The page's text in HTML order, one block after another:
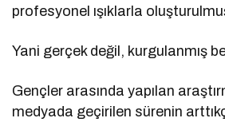
profesyonel ışıklarla
Yani gerçek değil, kurgulanmış
Gençler arasında yapılan
medyada geçirilen sürenin